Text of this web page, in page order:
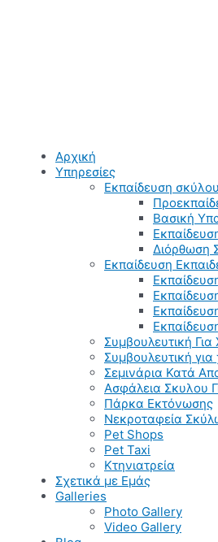
Αρχική
Υπηρεσίες
Εκπαίδευση σκύλου
Βασική
Διόρθωση
Εκπαίδευση
Συμβουλευτική Για
Συμβουλευτική
Σεμινάρια Κατά
Ασφάλεια Σκυλου
Πάρκα Εκτόνωσης
Νεκροταφεία
Pet Shops
Pet Taxi
Κτηνιατρεία
Σχετικά με Εμάς
Galleries
Photo Gallery
Video Gallery